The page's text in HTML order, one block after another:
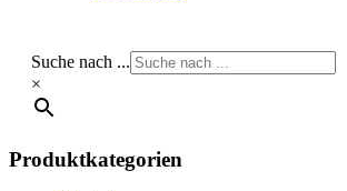
Suche nach ...
×
Produktkategorien